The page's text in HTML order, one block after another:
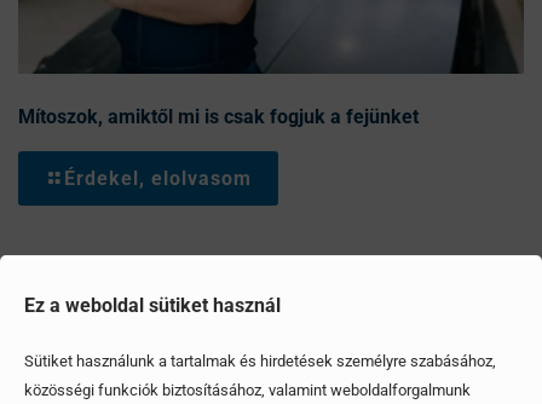
Ez a weboldal sütiket használ
Sütiket használunk a tartalmak és hirdetések személyre szabásához,
közösségi funkciók biztosításához, valamint weboldalforgalmunk
Mítoszok, amiktől mi is csak fogjuk a fejünket
Érdekel, elolvasom